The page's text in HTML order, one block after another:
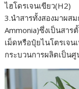
ไฮโดรเจนเขียว(H2)
3.นำสารทั้งสองมาผส
Ammonia)ซึ่งเป็นสา
เม็ดหรือปุ๋ยไนโตรเจ
กระบวนการผลิตเป็นศู